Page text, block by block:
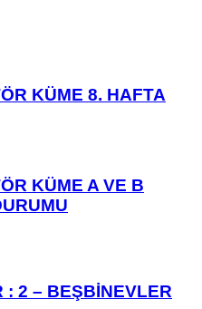
KÜME 8. HAFTA
KÜME A VE B
: 2 – BEŞBİNEVLER